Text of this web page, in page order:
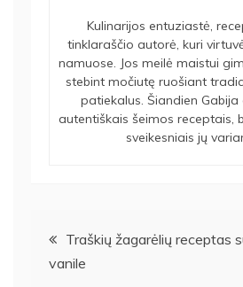
Kulinarijos entuziastė,
tinklaraščio autorė, kuri
namuose. Jos meilė maistui
stebint močiutę ruošiant
patiekalus. Šiandien
autentiškais šeimos receptais,
sveikesniais jų
Navigacija
Traškių žagarėlių receptas
vanile